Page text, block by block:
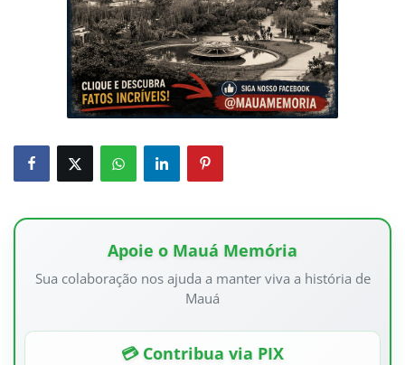
Apoie o Mauá Memória
Sua colaboração nos ajuda a manter viva a história de
Mauá
💳 Contribua via PIX